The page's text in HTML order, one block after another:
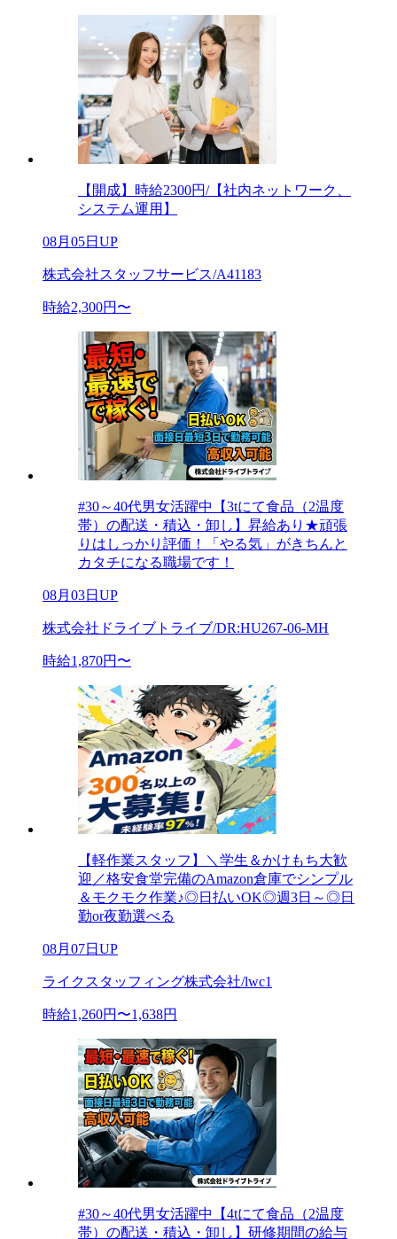
【開成】時給2300円/【社内ネットワーク、
システム運用】
08月05日UP
株式会社スタッフサービス/A41183
時給2,300円〜
#30～40代男女活躍中【3tにて食品（2温度
帯）の配送・積込・卸し】昇給あり★頑張
りはしっかり評価！「やる気」がきちんと
カタチになる職場です！
08月03日UP
株式会社ドライブトライブ/DR:HU267-06-MH
時給1,870円〜
【軽作業スタッフ】＼学生＆かけもち大歓
迎／格安食堂完備のAmazon倉庫でシンプル
＆モクモク作業♪◎日払いOK◎週3日～◎日
勤or夜勤選べる
08月07日UP
ライクスタッフィング株式会社/lwc1
時給1,260円〜1,638円
#30～40代男女活躍中【4tにて食品（2温度
帯）の配送・積込・卸し】研修期間の給与